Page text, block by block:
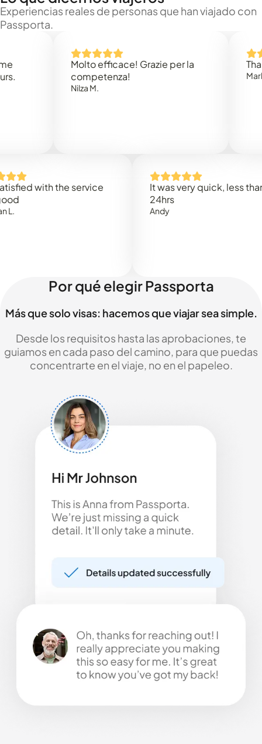
Experiencias reales de personas que han viajado con
Passporta.
Molto efficace! Grazie per la
competenza!
Thank
Mark N.
with the service
It was very quick, less than
Por qué elegir Passporta
Más que solo visas: hacemos que viajar sea simple.
Desde los requisitos hasta las aprobaciones, te
guiamos en cada paso del camino, para que puedas
concentrarte en el viaje, no en el papeleo.